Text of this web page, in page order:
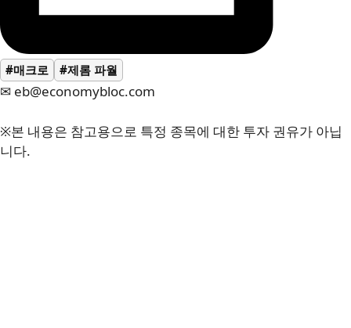
#매크로 #제롬 파월
✉ eb@economybloc.com
※본 내용은 참고용으로 특정 종목에 대한 투자 권유가 아닙
니다.